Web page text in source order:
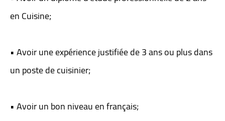
en Cuisine;
• Avoir une expérience justifiée de 3 ans ou plus dans
un poste de cuisinier;
• Avoir un bon niveau en français;